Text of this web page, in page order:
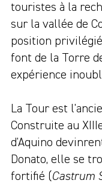
touristes à la
sur la vallée de
position
font de la Torre
expérience
La Tour est
Construite au
d'Aquino
Donato, elle se
fortifié (Castrum